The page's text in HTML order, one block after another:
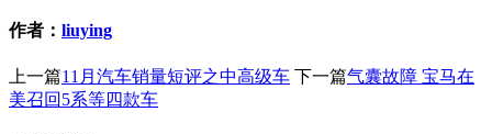
作者： liuying
上一篇11月汽车销量短评之中高级车 下一篇气囊故障 宝马在
美召回5系等四款车